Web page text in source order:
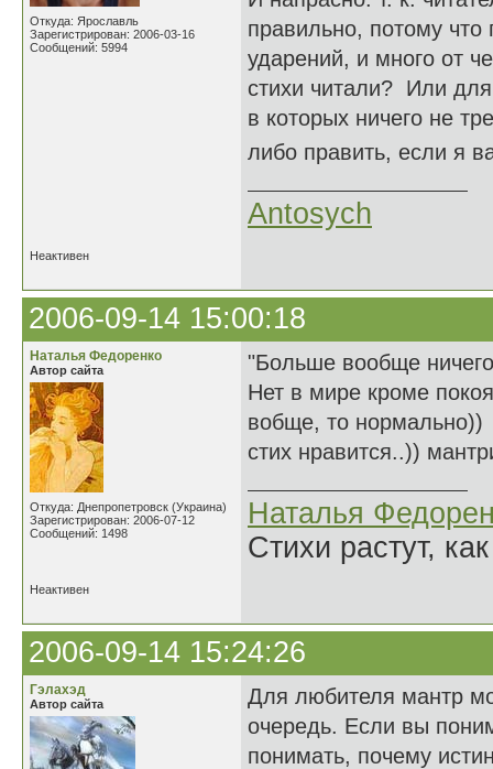
Откуда: Ярославль
Зарегистрирован: 2006-03-16
Сообщений: 5994
правильно, потому что
ударений, и много от
стихи читали? Или
в которых ничего не
либо править, если я
Antosych
Неактивен
2006-09-14 15:00:18
Наталья Федоренко
Автор сайта
Откуда: Днепропетровск (Украина)
Зарегистрирован: 2006-07-12
Сообщений: 1498
"Больше вообще ничего
Нет в мире кроме
вобще, то нормально))
стих нравится..))
Наталья
Стихи растут,
Неактивен
2006-09-14 15:24:26
Гэлахэд
Автор сайта
Для любителя мантр
очередь. Если вы
понимать, почему